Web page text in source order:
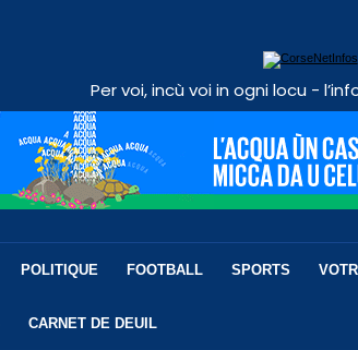
Per voi, incù voi in ogni locu -
POLITIQUE FOOTBALL SPORTS
CARNET DE DEUIL